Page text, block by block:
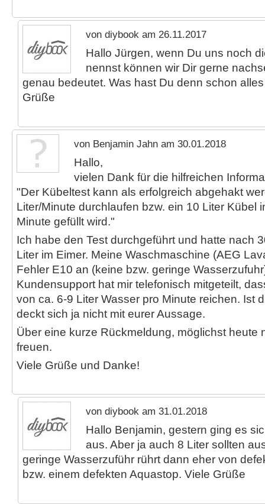
von diybook am 26.11.2017
Hallo Jürgen, wenn Du uns noch
nennst können wir Dir gerne
genau bedeutet. Was hast Du denn schon
Grüße
von Benjamin Jahn am 30.01.2018
Hallo,
vielen Dank für die hilfreichen
"Der Kübeltest kann als erfolgreich abgehakt
Liter/Minute durchlaufen bzw. ein 10 Liter Kübel
Minute gefüllt wird."
Ich habe den Test durchgeführt und hatte nach
Liter im Eimer. Meine Waschmaschine (AEG
Fehler E10 an (keine bzw. geringe
Kundensupport hat mir telefonisch mitgeteilt,
von ca. 6-9 Liter Wasser pro Minute reichen. Ist
deckt sich ja nicht mit eurer Aussage.
Über eine kurze Rückmeldung, möglichst heute
freuen.
Viele Grüße und Danke!
von diybook am 31.01.2018
Hallo Benjamin, gestern ging es
aus. Aber ja auch 8 Liter sollten
geringe Wasserzuführ rührt dann eher von
bzw. einem defekten Aquastop. Viele Grüße